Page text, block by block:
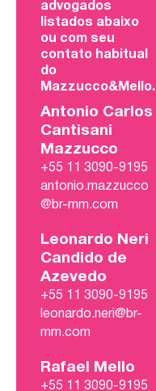
advogados
listados abaixo
ou com seu
contato habitual
do
Mazzucco&Mello.
Antonio Carlos
Cantisani
Mazzucco
+55 11 3090-9195
antonio.mazzucco
@br-mm.com
Leonardo Neri
Candido de
Azevedo
+55 11 3090-9195
leonardo.neri@br-
mm.com
Rafael Mello
+55 11 3090-9195